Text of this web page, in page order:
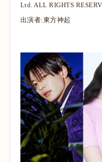
Ltd. ALL RIGHTS
出演者:東方神起